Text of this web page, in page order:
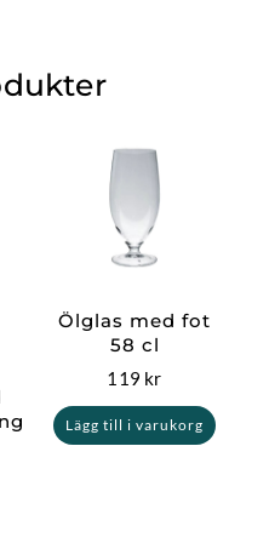
Ölglas med fot
58 cl
119 kr
Lägg till i varukorg